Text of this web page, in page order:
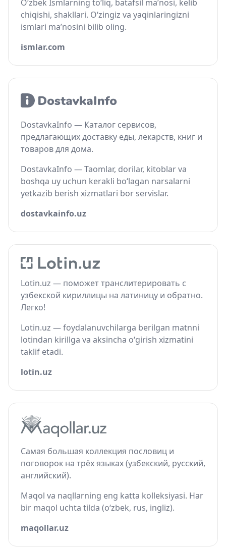
O‘zbek Ismlarning to‘liq, batafsil ma’nosi, kelib
chiqishi, shakllari. O‘zingiz va yaqinlaringizni
ismlari ma’nosini bilib oling.
ismlar.com
DostavkaInfo — Каталог сервисов,
предлагающих доставку еды, лекарств, книг и
товаров для дома.
DostavkaInfo — Taomlar, dorilar, kitoblar va
boshqa uy uchun kerakli bo‘lagan narsalarni
yetkazib berish xizmatlari bor servislar.
dostavkainfo.uz
Lotin.uz — поможет транслитерировать с
узбекской кириллицы на латиницу и обратно.
Легко!
Lotin.uz — foydalanuvchilarga berilgan matnni
lotindan kirillga va aksincha o‘girish xizmatini
taklif etadi.
lotin.uz
Самая большая коллекция пословиц и
поговорок на трёх языках (узбекский, русский,
английский).
Maqol va naqllarning eng katta kolleksiyasi. Har
bir maqol uchta tilda (o‘zbek, rus, ingliz).
maqollar.uz